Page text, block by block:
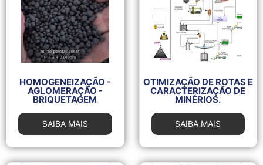
HOMOGENEIZAÇÃO -
AGLOMERAÇÃO -
BRIQUETAGEM
SAIBA MAIS
OTIMIZAÇÃO DE ROTAS E
CARACTERIZAÇÃO DE
MINÉRIOS.
SAIBA MAIS